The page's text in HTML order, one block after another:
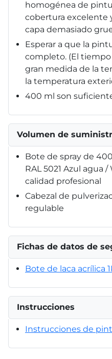
homogénea de
cobertura excelente
capa demasiado
Esperar a que la
completo. (El
gran medida de la
la temperatura
400 ml son
Volumen de
Bote de spray de
RAL 5021 Azul agua
calidad profesional
Cabezal de
regulable
Fichas de datos de
Bote de laca acrílica
Instrucciones
Instrucciones de